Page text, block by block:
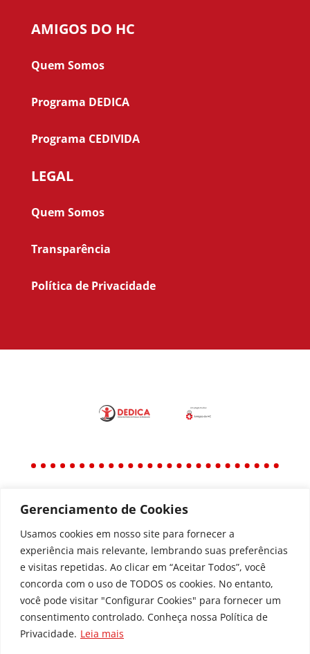
Gerenciamento de Cookies
Usamos cookies em nosso site para fornecer a
experiência mais relevante, lembrando suas preferências
e visitas repetidas. Ao clicar em “Aceitar Todos”, você
concorda com o uso de TODOS os cookies. No entanto,
você pode visitar "Configurar Cookies" para fornecer um
consentimento controlado. Conheça nossa Política de
Privacidade. Leia mais
AMIGOS DO HC
Quem Somos
Programa DEDICA
Programa CEDIVIDA
LEGAL
Quem Somos
Transparência
Política de Privacidade
Política
Política de Privacidade
Política de Acessibilidade
Todos os Direitos Reservados © | Associação dos
Amigos do Hospital de Clínicas ®
Av. Agostinho Leão Jr, 336 – Alto da Glória, 80030-